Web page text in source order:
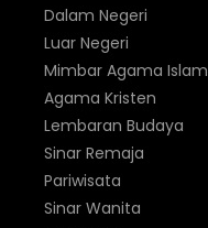
Dalam Negeri
Luar Negeri
Mimbar Agama Islam
Agama Kristen
Lembaran Budaya
Sinar Remaja
Pariwisata
Sinar Wanita